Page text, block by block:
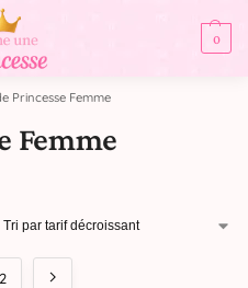
0
Princesse Femme
Femme
2